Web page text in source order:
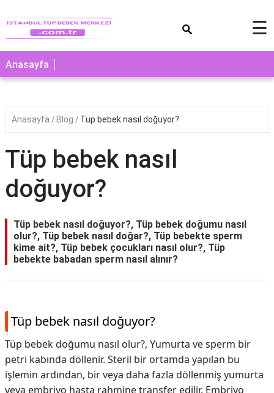
☰
Anasayfa
Anasayfa Blog Tüp bebek nasıl doğuyor?
Tüp bebek nasıl
doğuyor?
Tüp bebek nasıl doğuyor?, Tüp bebek doğumu nasıl
olur?, Tüp bebek nasıl doğar?, Tüp bebekte sperm
kime ait?, Tüp bebek çocukları nasıl olur?, Tüp
bebekte babadan sperm nasıl alınır?
Tüp bebek nasıl doğuyor?
Tüp bebek doğumu nasıl olur?, Yumurta ve sperm bir
petri kabında döllenir. Steril bir ortamda yapılan bu
işlemin ardından, bir veya daha fazla döllenmiş yumurta
veya embriyo hasta rahmine transfer edilir. Embriyo